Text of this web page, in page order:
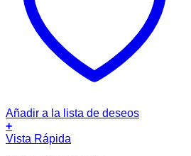
Añadir a la lista de deseos
+
Vista Rápida